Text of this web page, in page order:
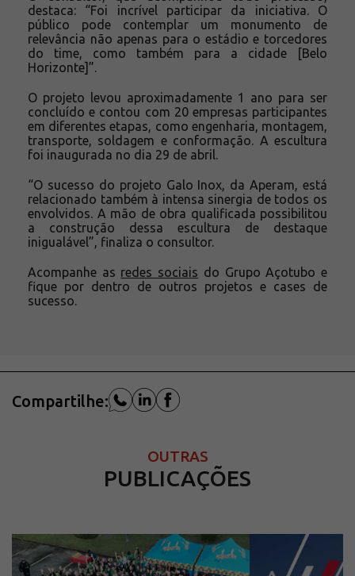
destaca: “Foi incrível participar da iniciativa. O
público pode contemplar um monumento de
relevância não apenas para o estádio e torcedores
do time, como também para a cidade [Belo
Horizonte]”.
O projeto levou aproximadamente 1 ano para ser
concluído e contou com 20 empresas participantes
em diferentes etapas, como engenharia, montagem,
transporte, soldagem e conformação. A escultura
foi inaugurada no dia 29 de abril.
“O sucesso do projeto Galo Inox, da Aperam, está
relacionado também à intensa sinergia de todos os
envolvidos. A mão de obra qualificada possibilitou
a construção dessa escultura de destaque
inigualável”, finaliza o consultor.
Acompanhe as redes sociais do Grupo Açotubo e
fique por dentro de outros projetos e cases de
sucesso.
Compartilhe:
OUTRAS
PUBLICAÇÕES